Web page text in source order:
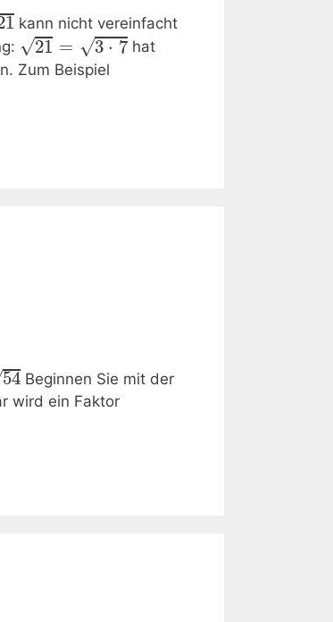
kann nicht vereinfacht
√21 = √3 ⋅ 7hat
Zum Beispiel
54 Beginnen Sie mit der
wird ein Faktor